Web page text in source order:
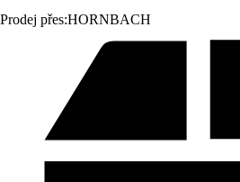
Prodej přes:HORNBACH